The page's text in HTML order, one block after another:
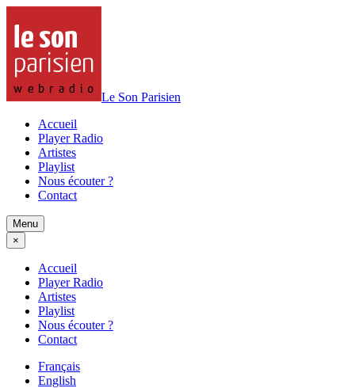
Le Son Parisien
Accueil
Player Radio
Artistes
Playlist
Nous écouter ?
Contact
Menu
×
Accueil
Player Radio
Artistes
Playlist
Nous écouter ?
Contact
Français
English